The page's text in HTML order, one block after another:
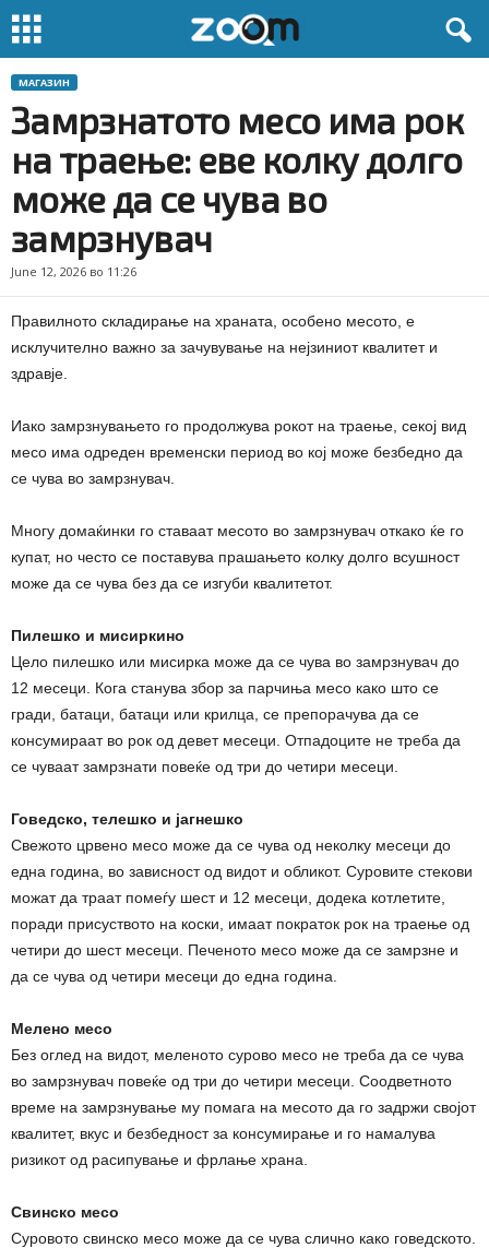
МАГАЗИН
Замрзнатото месо има рок
на траење: еве колку долго
може да се чува во
замрзнувач
June 12, 2026 во 11:26
Правилното складирање на храната, особено месото, е
исклучително важно за зачувување на нејзиниот квалитет и
здравје.
Иако замрзнувањето го продолжува рокот на траење, секој вид
месо има одреден временски период во кој може безбедно да
се чува во замрзнувач.
Многу домаќинки го ставаат месото во замрзнувач откако ќе го
купат, но често се поставува прашањето колку долго всушност
може да се чува без да се изгуби квалитетот.
Пилешко и мисиркино
Цело пилешко или мисирка може да се чува во замрзнувач до
12 месеци. Кога станува збор за парчиња месо како што се
гради, батаци, батаци или крилца, се препорачува да се
консумираат во рок од девет месеци. Отпадоците не треба да
се чуваат замрзнати повеќе од три до четири месеци.
Говедско, телешко и јагнешко
Свежото црвено месо може да се чува од неколку месеци до
една година, во зависност од видот и обликот. Суровите стекови
можат да траат помеѓу шест и 12 месеци, додека котлетите,
поради присуството на коски, имаат пократок рок на траење од
четири до шест месеци. Печеното месо може да се замрзне и
да се чува од четири месеци до една година.
Мелено месо
Без оглед на видот, меленото сурово месо не треба да се чува
во замрзнувач повеќе од три до четири месеци. Соодветното
време на замрзнување му помага на месото да го задржи својот
квалитет, вкус и безбедност за консумирање и го намалува
ризикот од расипување и фрлање храна.
Свинско месо
Суровото свинско месо може да се чува слично како говедското.